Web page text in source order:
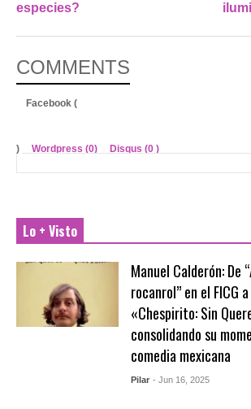
especies?
COMMENTS
Facebook (
) Wordpress (0) Disqus (0 )
Lo + Visto
Manuel Calderón: De
rocanrol” en el FICG
«Chespirito: Sin
consolidando su
comedia mexicana
Pilar - Jun 16, 2025